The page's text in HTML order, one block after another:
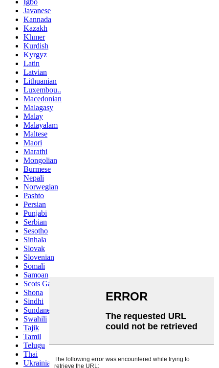
Igbo
Javanese
Kannada
Kazakh
Khmer
Kurdish
Kyrgyz
Latin
Latvian
Lithuanian
Luxembou..
Macedonian
Malagasy
Malay
Malayalam
Maltese
Maori
Marathi
Mongolian
Burmese
Nepali
Norwegian
Pashto
Persian
Punjabi
Serbian
Sesotho
Sinhala
Slovak
Slovenian
Somali
Samoan
Scots Gaelic
Shona
Sindhi
Sundanese
Swahili
Tajik
Tamil
Telugu
Thai
Ukrainian